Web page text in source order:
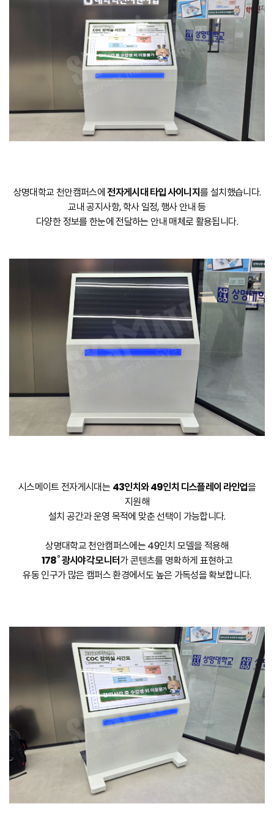
상명대학교 천안캠퍼스에전자게시대 타입 사이니지를 설치했습니다.
교내 공지사항, 학사 일정, 행사 안내 등
다양한 정보를 한눈에 전달하는 안내 매체로 활용됩니다.
시스메이트 전자게시대는 43인치와 49인치 디스플레이 라인업을
지원해
설치 공간과 운영 목적에 맞춘 선택이 가능합니다.
상명대학교 천안캠퍼스에는 49인치 모델을 적용해
178˚ 광시야각 모니터가 콘텐츠를 명확하게 표현하고
유동 인구가 많은 캠퍼스 환경에서도 높은 가독성을 확보합니다.